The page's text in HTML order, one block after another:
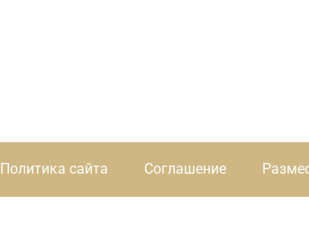
Политика сайта Соглашение